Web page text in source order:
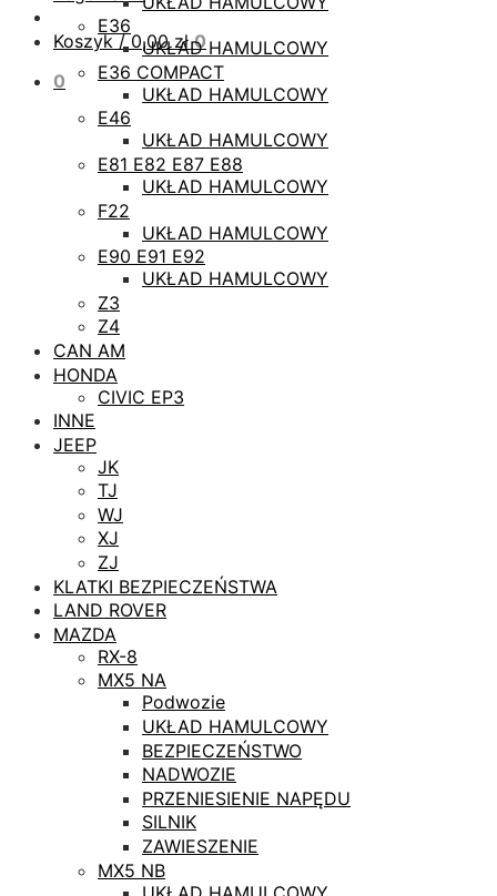
Koszyk /0,00zł 0
0
E36
UKŁAD HAMULCOWY
E36 COMPACT
UKŁAD HAMULCOWY
E46
UKŁAD HAMULCOWY
E81 E82 E87 E88
UKŁAD HAMULCOWY
F22
UKŁAD HAMULCOWY
E90 E91 E92
UKŁAD HAMULCOWY
Z3
Z4
CAN AM
HONDA
CIVIC EP3
INNE
JEEP
JK
TJ
WJ
XJ
ZJ
KLATKI BEZPIECZEŃSTWA
LAND ROVER
MAZDA
RX-8
MX5 NA
Podwozie
UKŁAD HAMULCOWY
BEZPIECZEŃSTWO
NADWOZIE
PRZENIESIENIE NAPĘDU
SILNIK
ZAWIESZENIE
MX5 NB